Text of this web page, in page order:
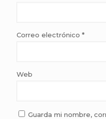
Correo electrónico *
Web
Guarda mi nombre,